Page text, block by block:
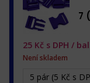
7
5 pár (5 Kč s
25 Kč s DPH /
Není skladem